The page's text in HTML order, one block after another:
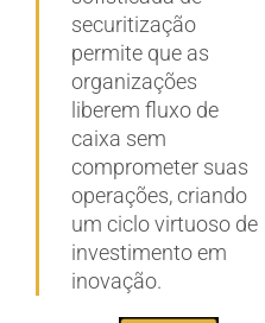
securitização
permite que as
organizações
liberem fluxo de
caixa sem
comprometer suas
operações, criando
um ciclo virtuoso de
investimento em
inovação.